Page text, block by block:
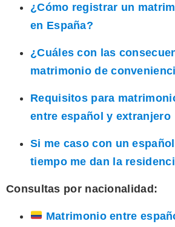
¿Cómo registrar un
en España?
¿Cuáles con las
matrimonio de
Requisitos para
entre español y extranjero
Si me caso con un
tiempo me dan la
Consultas por nacionalidad:
Matrimonio entre